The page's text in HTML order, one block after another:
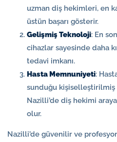
uzman diş hekimleri, en
üstün başarı gösterir.
Gelişmiş Teknoloji: En
cihazlar sayesinde daha
tedavi imkanı.
Hasta Memnuniyeti:
sunduğu
Nazilli’de diş hekimi
olur.
Nazilli’de güvenilir ve